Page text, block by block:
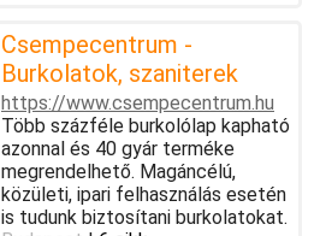
Csempecentrum -
Burkolatok, szaniterek
https://www.csempecentrum.hu
Több százféle burkolólap kapható
azonnal és 40 gyár terméke
megrendelhető. Magáncélú,
közületi, ipari felhasználás esetén
is tudunk biztosítani burkolatokat.